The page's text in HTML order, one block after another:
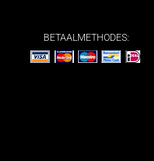
BETAALMETHODES: